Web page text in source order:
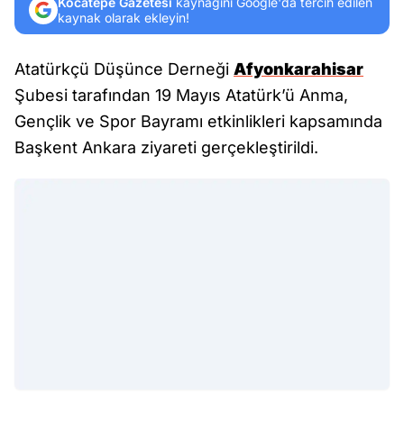
kaynak olarak ekleyin!
Atatürkçü Düşünce Derneği Afyonkarahisar
Şubesi tarafından 19 Mayıs Atatürk’ü Anma,
Gençlik ve Spor Bayramı etkinlikleri kapsamında
Başkent Ankara ziyareti gerçekleştirildi.